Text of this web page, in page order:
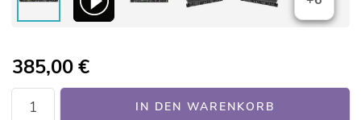
385,00€
IN DEN WARENKORB